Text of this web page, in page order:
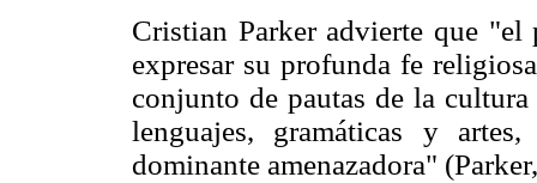
Cristian Parker advierte que
expresar su profunda fe
conjunto de pautas de la
lenguajes, gramáticas y
dominante amenazadora"